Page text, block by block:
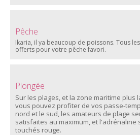
Pêche
Ikaria, il ya beaucoup de poissons. Tous
offerts pour votre pêche favori.
Plongée
Sur les plages, et la zone maritime plus
vous pouvez profiter de vos passe-
nord et le sud, les amateurs de plage
satisfaites au maximum, et l'adrénaline
touchés rouge.